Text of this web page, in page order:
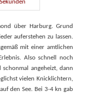
über Harburg. Grund
auferstehen zu lassen.
mit einer amtlichen
Also schnell noch
schonmal angeheizt, dann
vielen Knicklichtern,
den See. Bei 3-4 kn gab